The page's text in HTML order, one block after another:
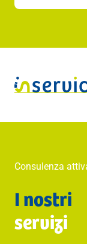
Consulenza
I nostri
servizi